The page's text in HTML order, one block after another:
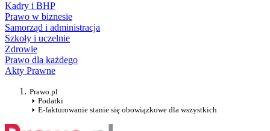
Kadry i BHP
Prawo w biznesie
Samorząd i administracja
Szkoły i uczelnie
Zdrowie
Prawo dla każdego
Akty Prawne
Prawo.pl
Podatki
E-fakturowanie stanie się obowiązkowe dla wszystkich